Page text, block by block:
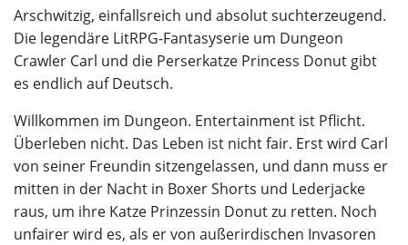
Arschwitzig, einfallsreich und absolut suchterzeugend.
Die legendäre LitRPG-Fantasyserie um Dungeon
Crawler Carl und die Perserkatze Princess Donut gibt
es endlich auf Deutsch.
Willkommen im Dungeon. Entertainment ist Pflicht.
Überleben nicht. Das Leben ist nicht fair. Erst wird Carl
von seiner Freundin sitzengelassen, und dann muss er
mitten in der Nacht in Boxer Shorts und Lederjacke
raus, um ihre Katze Prinzessin Donut zu retten. Noch
unfairer wird es, als er von außerirdischen Invasoren